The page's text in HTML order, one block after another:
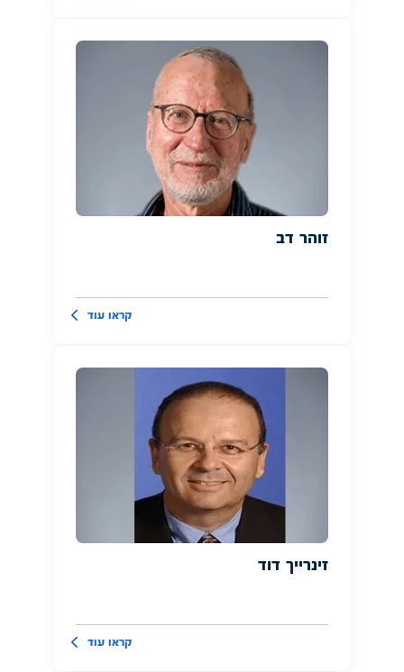
זוהר דב
קראו עוד
זינרייך דוד
קראו עוד